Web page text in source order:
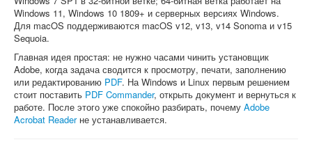
Windows 11, Windows 10 1809+ и серверных версиях Windows.
Для macOS поддерживаются macOS v12, v13, v14 Sonoma и v15
Sequoia.
Главная идея простая: не нужно часами чинить установщик
Adobe, когда задача сводится к просмотру, печати, заполнению
или редактированию PDF. На Windows и Linux первым решением
стоит поставить PDF Commander, открыть документ и вернуться к
работе. После этого уже спокойно разбирать, почему Adobe
Acrobat Readerне устанавливается.